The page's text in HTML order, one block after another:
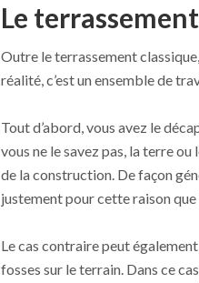
Le
Outre le terrassement
réalité, c’est un ensemble de
Tout d’abord, vous avez le
vous ne le savez pas, la terre
de la construction. De façon
justement pour cette raison
Le cas contraire peut
fosses sur le terrain. Dans ce